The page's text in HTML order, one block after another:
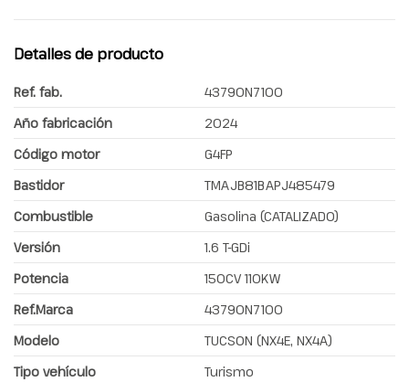
Detalles de producto
Ref. fab.
43790N7100
Año fabricación
2024
Código motor
G4FP
Bastidor
TMAJB81BAPJ485479
Combustible
Gasolina (CATALIZADO)
Versión
1.6 T-GDi
Potencia
150CV 110KW
Ref.Marca
43790N7100
Modelo
TUCSON (NX4E, NX4A)
Tipo vehículo
Turismo